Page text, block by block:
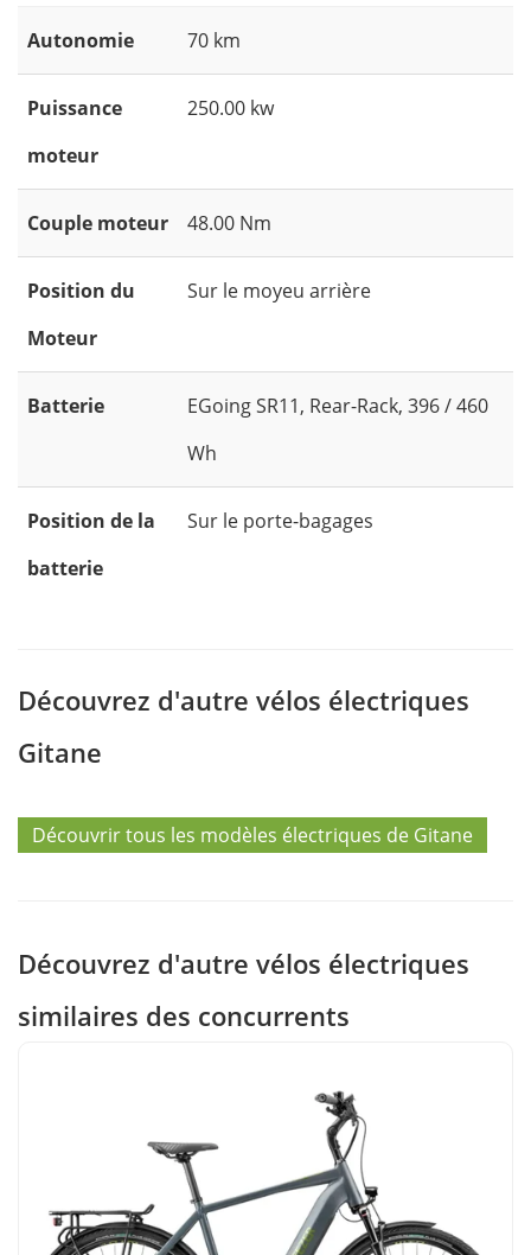
Autonomie 70 km
Puissance
moteur
250.00 kw
Couple moteur 48.00 Nm
Position du
Moteur
Sur le moyeu arrière
Batterie
EGoing SR11, Rear-Rack, 396 / 460
Wh
Position de la
batterie
Sur le porte-bagages
Découvrez d'autre vélos électriques
Gitane
Découvrir tous les modèles électriques de Gitane
Découvrez d'autre vélos électriques
similaires des concurrents